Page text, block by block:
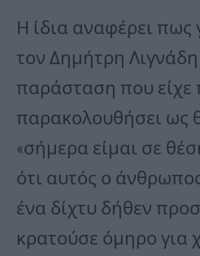
Η ίδια αναφέρει πως
τον Δημήτρη
παράσταση που είχε
παρακολουθήσει ως
«σήμερα είμαι σε
ότι αυτός ο
ένα δίχτυ δήθεν
κρατούσε όμηρο για